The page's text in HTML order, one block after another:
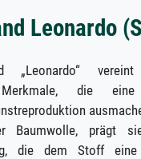
Leonardo
„Leonardo“
Merkmale, die
Baumwolle, prägt
die dem Stoff eine